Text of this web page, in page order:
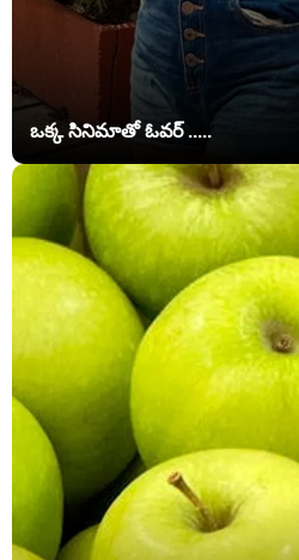
ఒక్క సినిమాతో ఓవర్ .....